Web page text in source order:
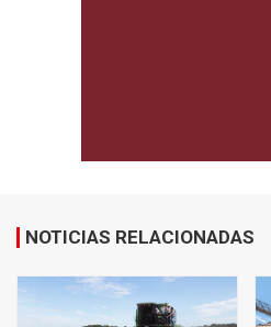
NOTICIAS RELACIONADAS